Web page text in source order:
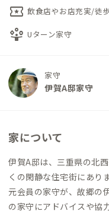
local_activity 飲食店やお店充実/徒
person_play Uターン家守
家守
伊賀A邸家守
家について
伊賀A邸は、三重県の北
くの閑静な住宅街にありま
元会員の家守が、故郷の
の家守にアドバイスや協